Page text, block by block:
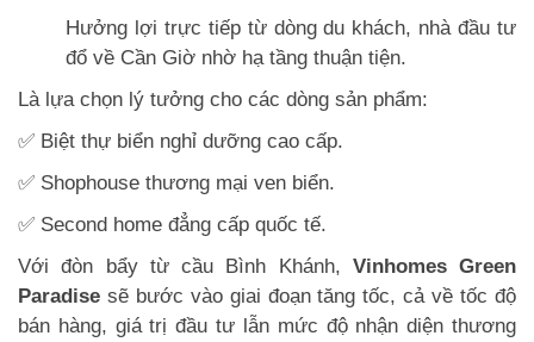
Hưởng lợi trực tiếp từ dòng du khách, nhà đầu tư
đổ về Cần Giờ nhờ hạ tầng thuận tiện.
Là lựa chọn lý tưởng cho các dòng sản phẩm:
✅ Biệt thự biển nghỉ dưỡng cao cấp.
✅ Shophouse thương mại ven biển.
✅ Second home đẳng cấp quốc tế.
Với đòn bẩy từ cầu Bình Khánh, Vinhomes Green
Paradise sẽ bước vào giai đoạn tăng tốc, cả về tốc độ
bán hàng, giá trị đầu tư lẫn mức độ nhận diện thương